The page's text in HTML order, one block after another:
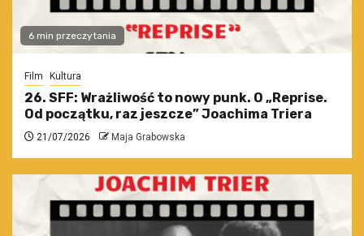
6 min przeczytania
Film Kultura
26. SFF: Wrażliwość to nowy punk. O „Reprise.
Od początku, raz jeszcze” Joachima Triera
21/07/2026 Maja Grabowska